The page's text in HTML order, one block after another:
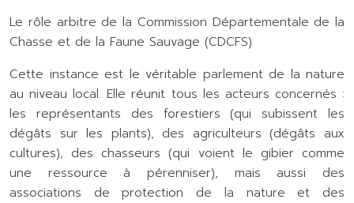
Le rôle arbitre de la Commission Départementale de la
Chasse et de la Faune Sauvage (CDCFS)
Cette instance est le véritable parlement de la nature
au niveau local. Elle réunit tous les acteurs concernés :
les représentants des forestiers (qui subissent les
dégâts sur les plants), des agriculteurs (dégâts aux
cultures), des chasseurs (qui voient le gibier comme
une ressource à pérenniser), mais aussi des
associations de protection de la nature et des